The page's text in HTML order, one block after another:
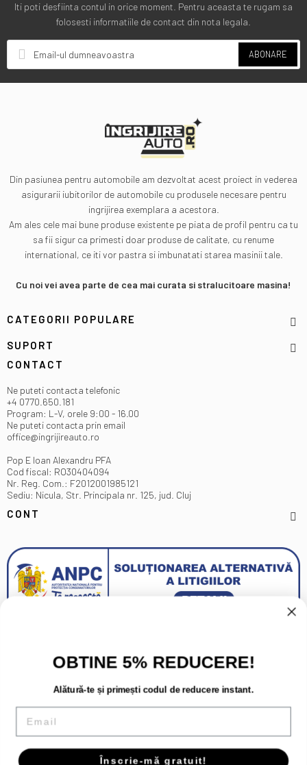
Iti poti desfiinta contul in orice moment. Pentru aceasta te rugam sa
folosesti informatiile de contact din nota legala.
ABONARE
Din pasiunea pentru automobile am dezvoltat acest proiect in vederea
asigurarii iubitorilor de automobile cu produsele necesare pentru
ingrijirea exemplara a acestora.
Am ales cele mai bune produse existente pe piata de profil pentru ca tu
sa fii sigur ca primesti doar produse de calitate, cu renume
international, ce iti vor pastra si imbunatati starea masinii tale.
Cu noi vei avea parte de cea mai curata si stralucitoare masina!
CATEGORII POPULARE
SUPORT
CONTACT
Ne puteti contacta telefonic
+4 0770.650.181
Program: L-V, orele 9:00 - 16.00
Ne puteti contacta prin email
office@ingrijireauto.ro
Pop E Ioan Alexandru PFA
Cod fiscal: RO30404094
Nr. Reg. Com.: F2012001985121
Sediu: Nicula, Str. Principala nr. 125, jud. Cluj
CONT
OBTINE 5% REDUCERE!
Alătură-te și primești codul de reducere instant.
Email
Înscrie-mă gratuit!